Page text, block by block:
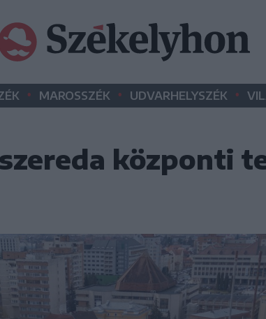
• MAROSSZÉK • UDVARHELYSZÉK •
központi